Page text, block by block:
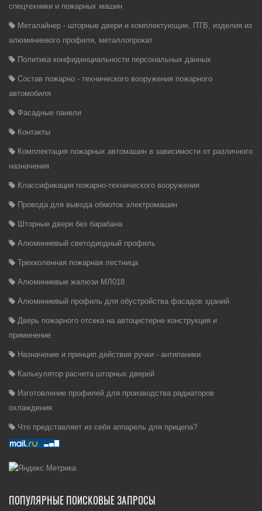
спецтехники и пожарных машин
Металайнер - шторные двери и комплектующие, ПТВ, изделия из
алюминиевого профиля, металлопрокат
Политика конфиденциальности персональных данных
Состав пожарно - технического вооружения пожарного
автомобиля
Фасадные панели
Контакты
Комплектация пожарных автомашин в зависимости от различного
назначения
Классификация пожарно-технического вооружения
Провода для вывода обмоток электромашин
Шторные двери без барабана
Алюминиевый светодиодный профиль
Трехколенная пожарная лестница
Алюминиевые жалюзи МЛ018
Алюминиевый профиль для обустройства фасадов зданий
Дверь пожарного отсека на автоцистерне конструкция и
применение
Назначение и принцип действия ручки - антипаники
Калькулятор расчета шторных дверей
Изготовление профилей для производства радиаторов
охлаждения
Что представляет из себя аппарель для прицепа?
ПОПУЛЯРНЫЕ ПОИСКОВЫЕ ЗАПРОСЫ